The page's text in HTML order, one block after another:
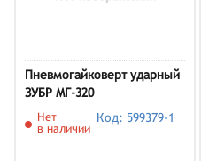
Пневмогайковерт ударный
ЗУБР МГ-320
Нет
в наличии
Код: 599379-1